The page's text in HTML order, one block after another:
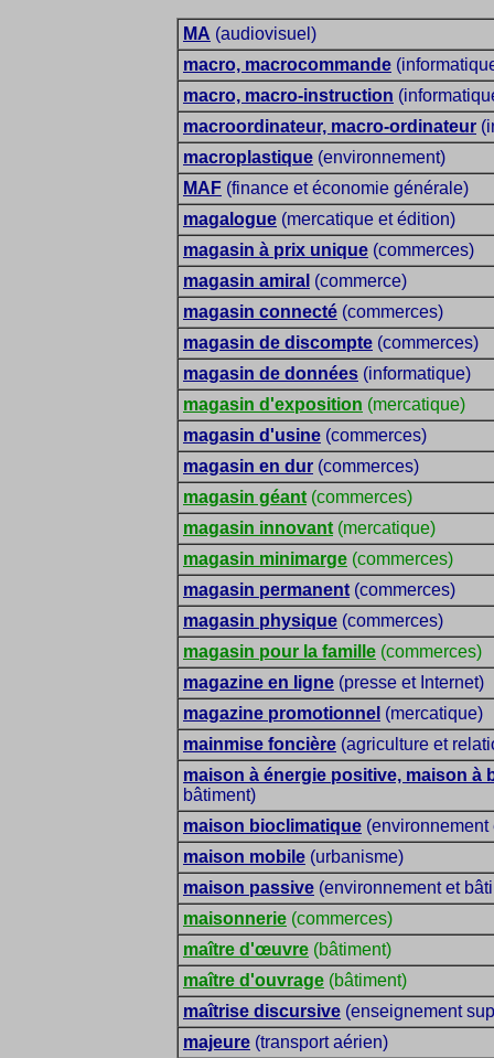
MA (audiovisuel)
macro, macrocommande
macro, macro-instruction
macroordinateur, macro-ordinateur
macroplastique (environnement)
MAF (finance et économie générale)
magalogue (mercatique et édition)
magasin à prix unique (commerces)
magasin amiral (commerce)
magasin connecté (commerces)
magasin de discompte (commerces)
magasin de données (informatique)
magasin d'exposition (mercatique)
magasin d'usine (commerces)
magasin en dur (commerces)
magasin géant (commerces)
magasin innovant (mercatique)
magasin minimarge (commerces)
magasin permanent (commerces)
magasin physique (commerces)
magasin pour la famille (commerces)
magazine en ligne (presse et Internet)
magazine promotionnel (mercatique)
mainmise foncière (agriculture et
maison à énergie positive, maison à
bâtiment)
maison bioclimatique (environnement
maison mobile (urbanisme)
maison passive (environnement et
maisonnerie (commerces)
maître d'œuvre (bâtiment)
maître d'ouvrage (bâtiment)
maîtrise discursive (enseignement
majeure (transport aérien)